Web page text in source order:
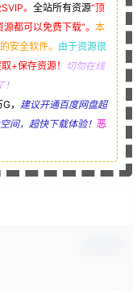
。 全站所有资源“顶
都可以免费下载”。 本
安全软件。 由于资源很
+保存资源！
切勿在线
，
建议开通百度网盘超
间，超快下载体验！ 恶